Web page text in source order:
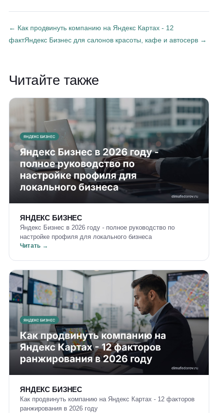
← Как продвинуть компанию на Яндекс Картах - 12
фактЯндекс Бизнес для салонов красоты, кафе и автосерв →
Читайте также
ЯНДЕКС БИЗНЕС
Яндекс Бизнес в 2026 году - полное руководство по
настройке профиля для локального бизнеса
Читать →
ЯНДЕКС БИЗНЕС
Как продвинуть компанию на Яндекс Картах - 12 факторов
ранжирования в 2026 году